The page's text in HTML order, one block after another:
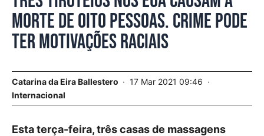
morte de oito pessoas. Crime pode
ter motivações raciais
Catarina da Eira Ballestero
17 Mar 2021 09:46
Internacional
Esta terça-feira, três casas de massagens